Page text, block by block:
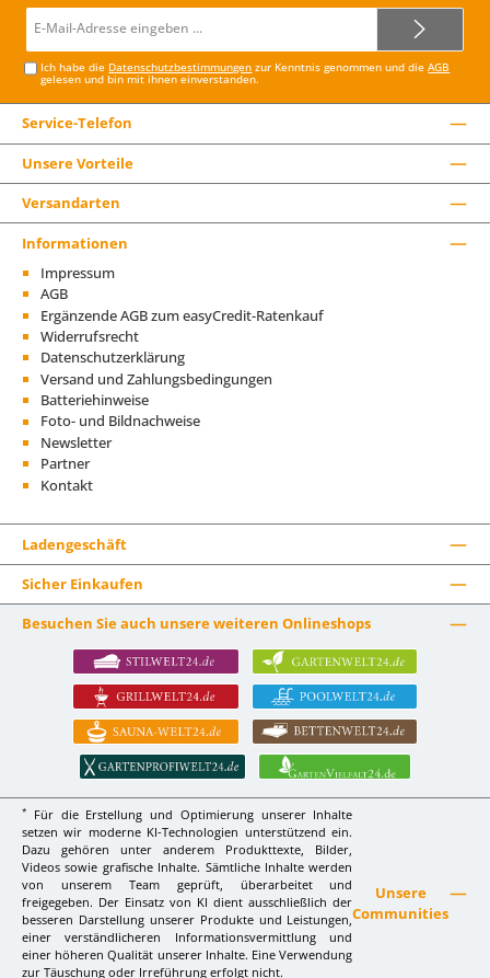
Mail-
Ich habe die Datenschutzbestimmungen zur Kenntnis genommen und dieAGB
gelesen und bin mit ihnen einverstanden.
Service-Telefon
Unsere Vorteile
Versandarten
Informationen
Impressum
AGB
Ergänzende AGB zum easyCredit-Ratenkauf
Widerrufsrecht
Datenschutzerklärung
Versand und Zahlungsbedingungen
Batteriehinweise
Foto- und Bildnachweise
Newsletter
Partner
Kontakt
Ladengeschäft
Sicher Einkaufen
Besuchen Sie auch unsere weiteren Onlineshops
*
Für die Erstellung und Optimierung unserer Inhalte
setzen wir moderne KI-Technologien unterstützend ein.
Dazu gehören unter anderem Produkttexte, Bilder,
Videos sowie grafische Inhalte. Sämtliche Inhalte werden
von unserem Team geprüft, überarbeitet und
freigegeben. Der Einsatz von KI dient ausschließlich der
besseren Darstellung unserer Produkte und Leistungen,
einer verständlicheren Informationsvermittlung und
einer höheren Qualität unserer Inhalte. Eine Verwendung
zur Täuschung oder Irreführung erfolgt nicht.
Unsere
Communities